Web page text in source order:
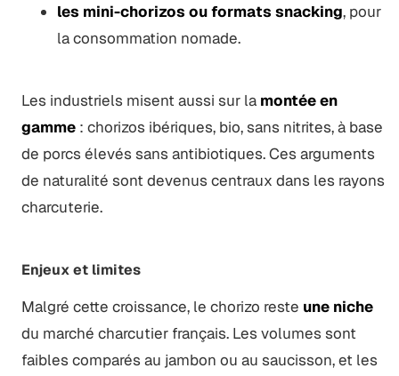
les mini-chorizos ou formats snacking, pour
la consommation nomade.
Les industriels misent aussi sur la montée en
gamme: chorizos ibériques, bio, sans nitrites, à base
de porcs élevés sans antibiotiques. Ces arguments
de naturalité sont devenus centraux dans les rayons
charcuterie.
Enjeux et limites
Malgré cette croissance, le chorizo reste une niche
du marché charcutier français. Les volumes sont
faibles comparés au jambon ou au saucisson, et les